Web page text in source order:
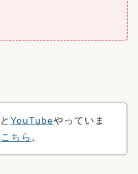
と YouTubeやっていま
こちら 。